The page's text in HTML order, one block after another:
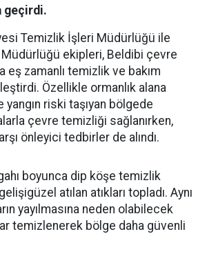
geçirdi.
Temizlik İşleri Müdürlüğü ile
ekipleri, Beldibi çevre
eş zamanlı temizlik ve bakım
Özellikle ormanlık alana
yangın riski taşıyan bölgede
çevre temizliği sağlanırken,
önleyici tedbirler de alındı.
boyunca dip köşe temizlik
atılan atıkları topladı. Aynı
yayılmasına neden olabilecek
temizlenerek bölge daha güvenli